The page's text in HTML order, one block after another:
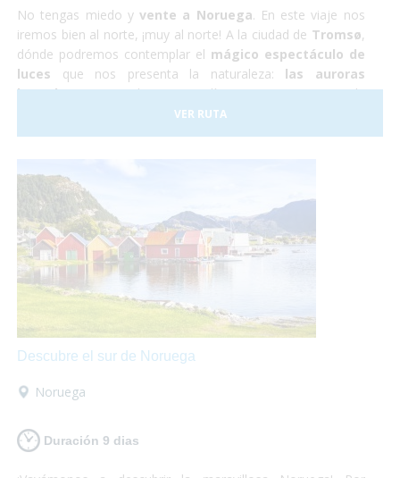
No tengas miedo y vente a Noruega. En este viaje nos
iremos bien al norte, ¡muy al norte! A la ciudad de Tromsø,
dónde podremos contemplar el mágico espectáculo de
luces que nos presenta la naturaleza: las auroras
boreales.Durante los cuatro días que estaremos en la
ciudad también podremos hacer una excursión a un
campamento de renos Sami, conocer la ciudad y hacer un
zona.
VER RUTA
Descubre el sur de Noruega
Noruega
Duración 9 dias